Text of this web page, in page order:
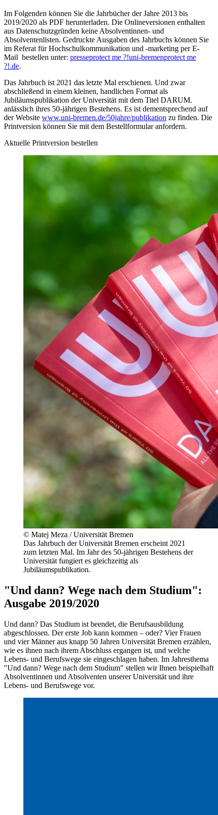
Im Folgenden können Sie die Jahrbücher der Jahre 2013 bis
2019/2020 als PDF herunterladen. Die Onlineversionen enthalten
aus Datenschutzgründen keine Absolventinnen- und
Absolventenlisten. Gedruckte Ausgaben des Jahrbuchs können Sie
im Referat für Hochschulkommunikation und -marketing per E-
Mail bestellen unter: presseprotect me ?!uni-bremenprotect me
?!.de.
Das Jahrbuch ist 2021 das letzte Mal erschienen. Und zwar
abschließend in einem kleinen, handlichen Format als
Jubiläumspublikation der Universität mit dem Titel DARUM.
anlässlich ihres 50-jährigen Bestehens. Es ist dementsprechend auf
der Website www.uni-bremen.de/50jahre/publikation zu finden. Die
Printversion können Sie mit dem Bestellformular anfordern.
Aktuelle Printversion bestellen
© Matej Meza / Universität Bremen
Das Jahrbuch der Universität Bremen erscheint 2021
zum letzten Mal. Im Jahr des 50-jährigen Bestehens der
Universität fungiert es gleichzeitig als
Jubiläumspublikation.
"Und dann? Wege nach dem Studium":
Ausgabe 2019/2020
Und dann? Das Studium ist beendet, die Berufsausbildung
abgeschlossen. Der erste Job kann kommen – oder? Vier Frauen
und vier Männer aus knapp 50 Jahren Universität Bremen erzählen,
wie es ihnen nach ihrem Abschluss ergangen ist, und welche
Lebens- und Berufswege sie eingeschlagen haben. Im Jahresthema
"Und dann? Wege nach dem Studium" stellen wir Ihnen beispielhaft
Absolventinnen und Absolventen unserer Universität und ihre
Lebens- und Berufswege vor.